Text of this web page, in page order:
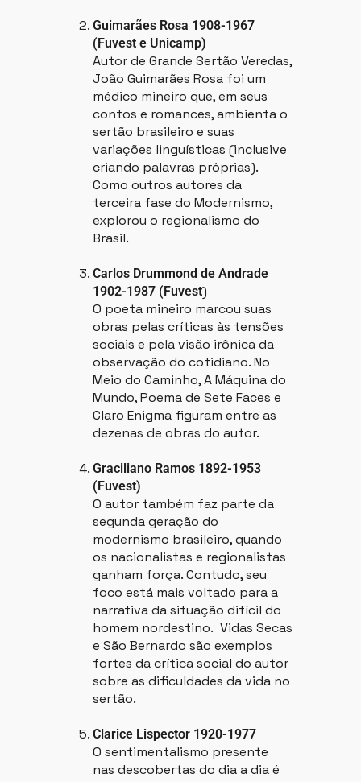
Guimarães Rosa 1908-1967
(Fuvest e Unicamp)
Autor de Grande Sertão Veredas,
João Guimarães Rosa foi um
médico mineiro que, em seus
contos e romances, ambienta o
sertão brasileiro e suas
variações linguísticas (inclusive
criando palavras próprias).
Como outros autores da
terceira fase do Modernismo,
explorou o regionalismo do
Brasil.
Carlos Drummond de Andrade
1902-1987 (Fuvest)
O poeta mineiro marcou suas
obras pelas críticas às tensões
sociais e pela visão irônica da
observação do cotidiano. No
Meio do Caminho, A Máquina do
Mundo, Poema de Sete Faces e
Claro Enigma figuram entre as
dezenas de obras do autor.
Graciliano Ramos 1892-1953
(Fuvest)
O autor também faz parte da
segunda geração do
modernismo brasileiro, quando
os nacionalistas e regionalistas
ganham força. Contudo, seu
foco está mais voltado para a
narrativa da situação difícil do
homem nordestino. Vidas Secas
e São Bernardo são exemplos
fortes da crítica social do autor
sobre as dificuldades da vida no
sertão.
Clarice Lispector 1920-1977
O sentimentalismo presente
nas descobertas do dia a dia é